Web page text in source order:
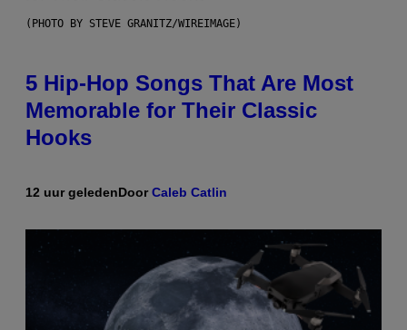
(PHOTO BY STEVE GRANITZ/WIREIMAGE)
5 Hip-Hop Songs That Are Most
Memorable for Their Classic
Hooks
12 uur geledenDoorCaleb Catlin